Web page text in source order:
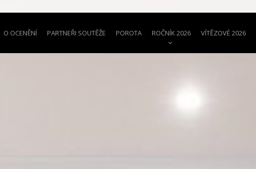
O OCENĚNÍ PARTNEŘI SOUTĚŽE POROTA ROČNÍK 2026 VÍTĚZOVÉ 2026